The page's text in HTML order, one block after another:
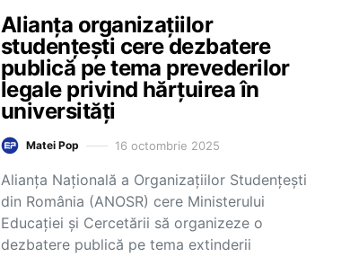
Alianța organizațiilor
studențești cere dezbatere
publică pe tema prevederilor
legale privind hărțuirea în
universități
Matei Pop 16 octombrie 2025
Alianța Națională a Organizațiilor Studențești
din România (ANOSR) cere Ministerului
Educației și Cercetării să organizeze o
dezbatere publică pe tema extinderii